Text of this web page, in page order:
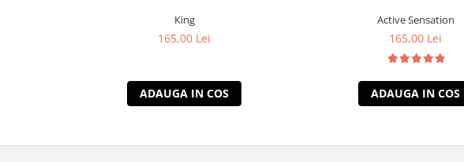
King
165,00 Lei
ADAUGA IN COS
Active Sensation
165,00 Lei
ADAUGA IN COS